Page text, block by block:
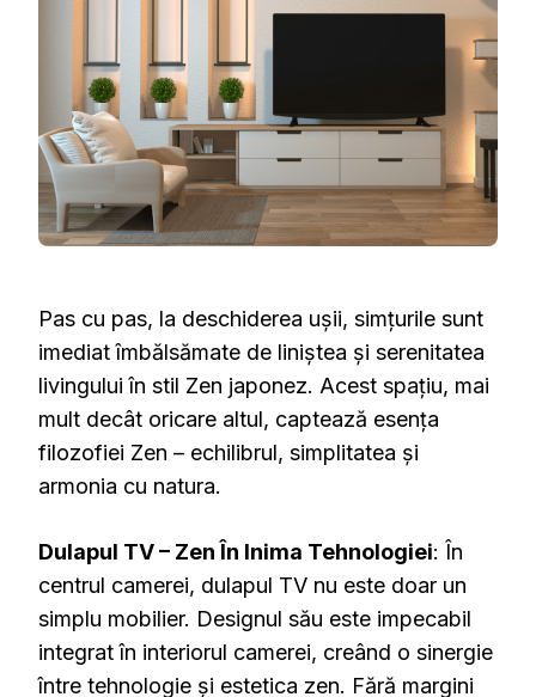
CASEI
Pas cu pas, la deschiderea ușii, simțurile sunt
imediat îmbălsămate de liniștea și serenitatea
livingului în stil Zen japonez. Acest spațiu, mai
mult decât oricare altul, captează esența
filozofiei Zen – echilibrul, simplitatea și
armonia cu natura.
Dulapul TV – Zen În Inima Tehnologiei: În
centrul camerei, dulapul TV nu este doar un
simplu mobilier. Designul său este impecabil
integrat în interiorul camerei, creând o sinergie
între tehnologie și estetica zen. Fără margini